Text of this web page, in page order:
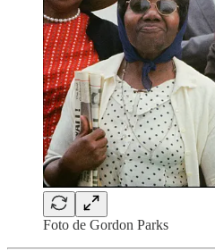
Foto de Gordon Parks